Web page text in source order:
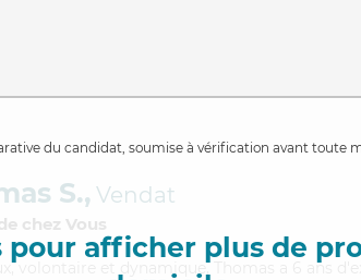
du candidat, soumise à vérification avant toute
pour afficher plus de
S., Vendat
chez Vous
, volontaire et dynamique, Thomas a 6 ans